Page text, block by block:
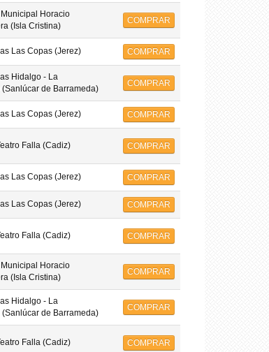
Horacio
(Isla Cristina)
COMPRAR
Las Copas (Jerez) COMPRAR
Hidalgo - La
(Sanlúcar de Barrameda)
COMPRAR
Las Copas (Jerez) COMPRAR
Falla (Cadiz) COMPRAR
Las Copas (Jerez) COMPRAR
Las Copas (Jerez) COMPRAR
Falla (Cadiz) COMPRAR
Horacio
(Isla Cristina)
COMPRAR
Hidalgo - La
(Sanlúcar de Barrameda)
COMPRAR
Falla (Cadiz) COMPRAR